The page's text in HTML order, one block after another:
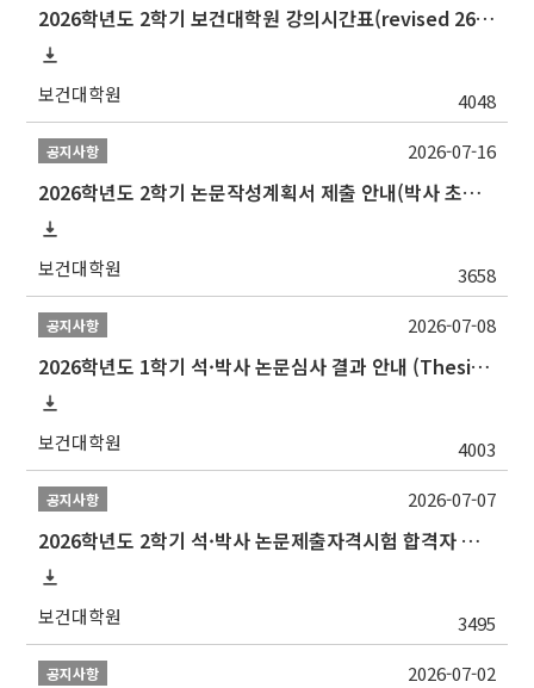
2026학년도 2학기 보건대학원 강의시간표(revised 260803)(2026 2nd SEMESTER SNU GSPH TIMETABLE)
보건대학원 4048
공지사항
2026학년도 2학기 논문작성계획서 제출 안내(박사 초심 일정 포함)_Thesis Proposal
보건대학원 3658
2026-07-16
공지사항
2026학년도 1학기 석·박사 논문심사 결과 안내 (Thesis Defense Result)
보건대학원 4003
2026-07-08
공지사항
2026학년도 2학기 석·박사 논문제출자격시험 합격자 공고(TSQ Exam Result)
보건대학원 3495
2026-07-07
공지사항 2026-07-02